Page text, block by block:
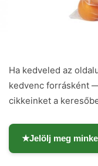
Ha kedveled az
kedvenc forrásként
cikkeinket a
★Jelölj meg